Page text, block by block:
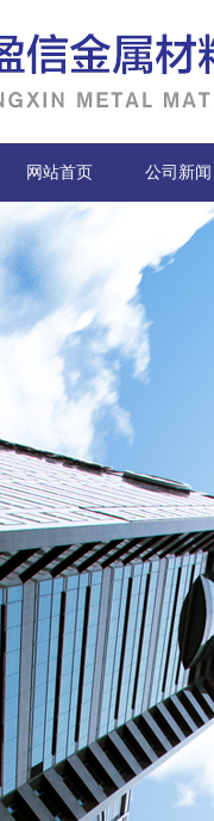
网站首页 公司新闻